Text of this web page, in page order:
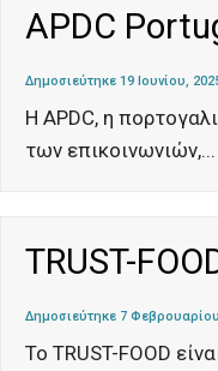
APDC
Δημοσιεύτηκε 19 Ιουνίου,
Η APDC, η
των επικοινωνιών,...
TRUST-
Δημοσιεύτηκε 7
Το TRUST-FOOD